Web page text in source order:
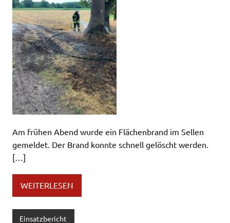
Am frühen Abend wurde ein Flächenbrand im Sellen
gemeldet. Der Brand konnte schnell gelöscht werden.
[…]
WEITERLESEN
Einsatzbericht